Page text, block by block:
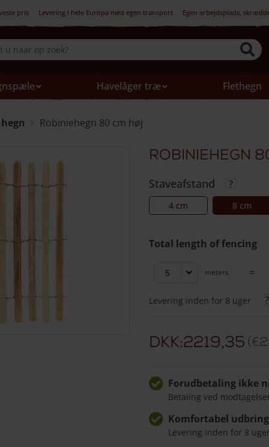
pris Levering i hele Europa med egen transport Egen arbejdsplads,
Havelåger træ
Flethegn
Robiniehegn 80 cm høj
Robiniehegn
Staveafstand
4 cm 8 cm
Total length of fencing
Robiniehegn
80
meters
Levering inden for 8 uger
DKK:2219,35 €
Forudbetaling ikke
Betaling ved
Komfortabel
Levering inden for 8